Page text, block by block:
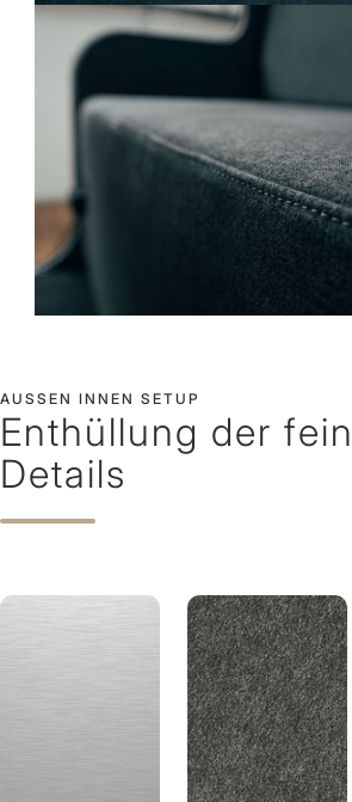
AUSSEN INNEN SETUP
Enthüllung der
Details